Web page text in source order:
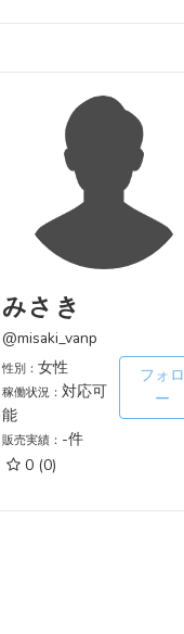
みさき
@misaki_vanp
性別： 女性
稼働状況： 対応可
能
販売実績： -件
0 (0)
フォロ
ー